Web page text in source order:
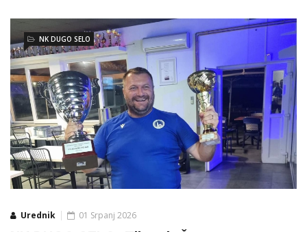
Urednik
NK DUGO SELO
01 Srpanj 2026